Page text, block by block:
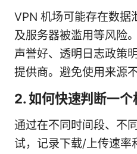
VPN 机场可能存在数据
及服务器被滥用等风险
声誉好、透明日志政策
提供商。避免使用来源不
2. 如何快速判断一个
通过在不同时间段、不
试，记录下载/上传速率